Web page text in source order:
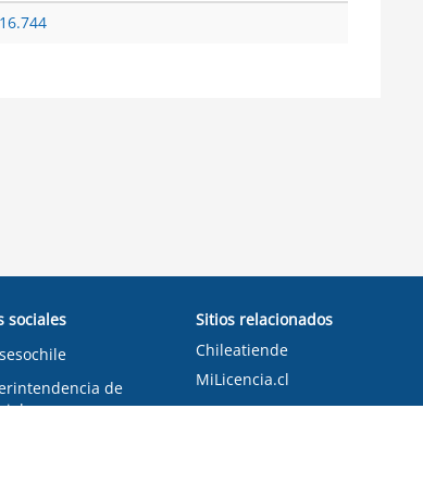
sociales
de
Sitios relacionados
Chileatiende
MiLicencia.cl